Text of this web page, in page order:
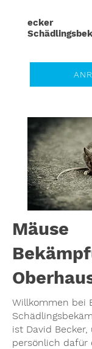
ecker
Schädlingsbe
Mäuse
Willkommen bei
ist David
persönlich dafür